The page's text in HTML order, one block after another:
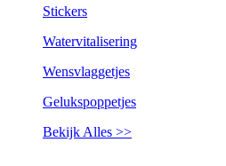
Stickers
Watervitalisering
Wensvlaggetjes
Gelukspoppetjes
Bekijk Alles >>